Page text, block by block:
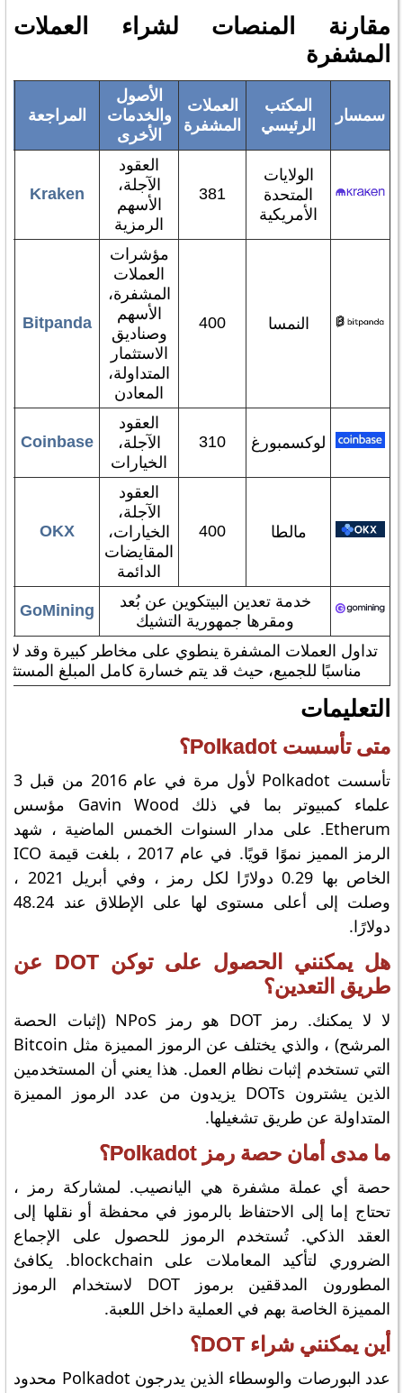
مقارنة المنصات لشراء العملات
المشفرة
سمسار
المكتب
الرئيسي
العملات
المشفرة
الأصول
والخدمات
الأخرى
المراجعة
الولايات
المتحدة
الأمريكية
381
العقود
الآجلة،
الأسهم
الرمزية
Kraken
النمسا 400
مؤشرات
العملات
المشفرة،
الأسهم
وصناديق
الاستثمار
المتداولة،
المعادن
Bitpanda
لوكسمبورغ 310
العقود
الآجلة،
الخيارات
Coinbase
مالطا 400
العقود
الآجلة،
الخيارات،
المقايضات
الدائمة
OKX
خدمة تعدين البيتكوين عن بُعد
ومقرها جمهورية التشيك
GoMining
تداول العملات المشفرة ينطوي على مخاطر كبيرة وقد لا
مناسبًا للجميع، حيث قد يتم خسارة كامل المبلغ
التعليمات
متى تأسست Polkadot؟
تأسست Polkadot لأول مرة في عام 2016 من قبل 3
علماء كمبيوتر بما في ذلك Gavin Wood مؤسس
Etherum. على مدار السنوات الخمس الماضية ، شهد
الرمز المميز نموًا قويًا. في عام 2017 ، بلغت قيمة ICO
الخاص بها 0.29 دولارًا لكل رمز ، وفي أبريل 2021 ،
وصلت إلى أعلى مستوى لها على الإطلاق عند 48.24
دولارًا.
هل يمكنني الحصول على توكن DOT عن
طريق التعدين؟
لا لا يمكنك. رمز DOT هو رمز NPoS (إثبات الحصة
المرشح) ، والذي يختلف عن الرموز المميزة مثل Bitcoin
التي تستخدم إثبات نظام العمل. هذا يعني أن المستخدمين
الذين يشترون DOTs يزيدون من عدد الرموز المميزة
المتداولة عن طريق تشغيلها.
ما مدى أمان حصة رمز Polkadot؟
حصة أي عملة مشفرة هي اليانصيب. لمشاركة رمز ،
تحتاج إما إلى الاحتفاظ بالرموز في محفظة أو نقلها إلى
العقد الذكي. تُستخدم الرموز للحصول على الإجماع
الضروري لتأكيد المعاملات على blockchain. يكافئ
المطورون المدققين برموز DOT لاستخدام الرموز
المميزة الخاصة بهم في العملية داخل اللعبة.
أين يمكنني شراء DOT؟
عدد البورصات والوسطاء الذين يدرجون Polkadot محدود